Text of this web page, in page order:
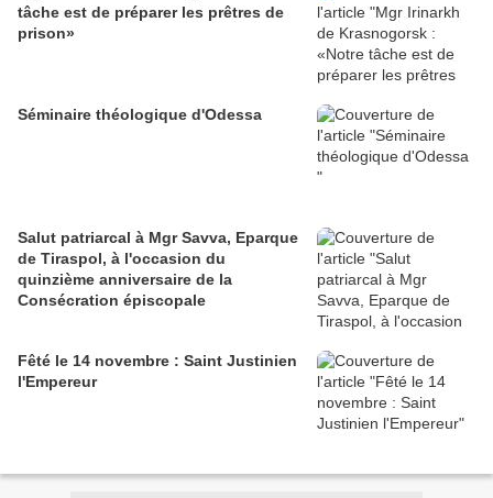
tâche est de préparer les prêtres de
prison»
Séminaire théologique d'Odessa
Salut patriarcal à Mgr Savva, Eparque
de Tiraspol, à l'occasion du
quinzième anniversaire de la
Consécration épiscopale
Fêté le 14 novembre : Saint Justinien
l'Empereur